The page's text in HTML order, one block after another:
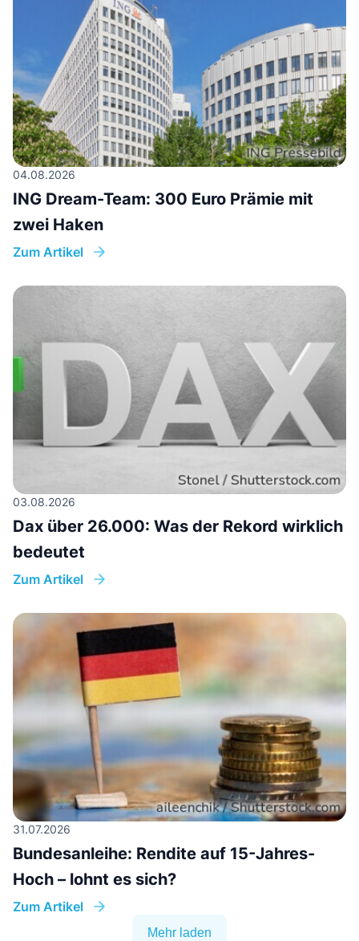
04.08.2026
ING Dream-Team: 300 Euro Prämie mit
zwei Haken
Zum Artikel
03.08.2026
Dax über 26.000: Was der Rekord wirklich
bedeutet
Zum Artikel
31.07.2026
Bundesanleihe: Rendite auf 15-Jahres-
Hoch – lohnt es sich?
Zum Artikel
Mehr laden